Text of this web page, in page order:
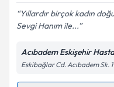
Yıllardır birçok kadın
Sevgi Hanım ile...
Acıbadem Eskişehir
Eskibağlar Cd. Acıbadem Sk.